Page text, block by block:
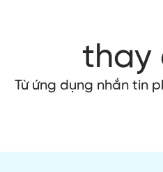
thay
Từ ứng dụng nhắn tin